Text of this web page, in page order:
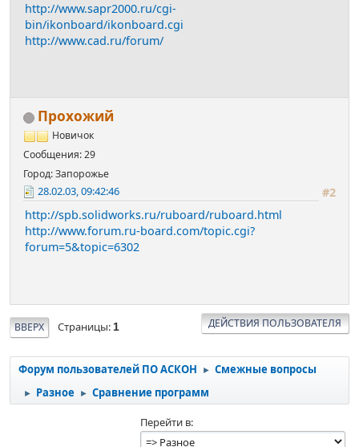
http://www.sapr2000.ru/cgi-
bin/ikonboard/ikonboard.cgi
http://www.cad.ru/forum/
Прохожий
Новичок
Сообщения: 29
Город: Запорожье
#2
28.02.03, 09:42:46
http://spb.solidworks.ru/ruboard/ruboard.html
http://www.forum.ru-board.com/topic.cgi?
forum=5&topic=6302
ВВЕРХ Страницы 1 ДЕЙСТВИЯ ПОЛЬЗОВАТЕЛЯ
Форум пользователей ПО АСКОН ► Смежные вопросы
► Разное ► Сравнение программ
Перейти в